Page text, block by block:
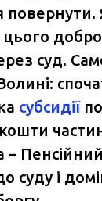
суд.
субсидії
–
суду і